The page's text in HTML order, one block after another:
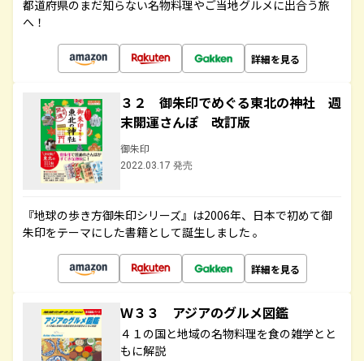
都道府県のまだ知らない名物料理やご当地グルメに出合う旅
へ！
詳細を見る
３２ 御朱印でめぐる東北の神社 週
末開運さんぽ 改訂版
御朱印
2022.03.17 発売
『地球の歩き方御朱印シリーズ』は2006年、日本で初めて御
朱印をテーマにした書籍として誕生しました 。
詳細を見る
Ｗ３３ アジアのグルメ図鑑
４１の国と地域の名物料理を食の雑学とと
もに解説